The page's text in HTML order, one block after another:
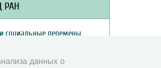
РАН
социальные перемены
развития
данных о